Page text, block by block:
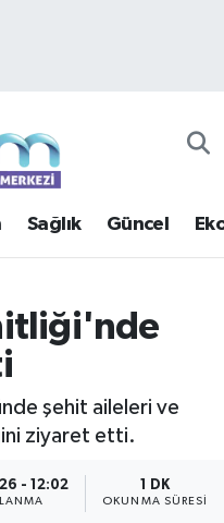
Sağlık Güncel
şehit aileleri ve
ziyaret etti.
- 12:02 1 DK
OKUNMA SÜRESI
Fikstür